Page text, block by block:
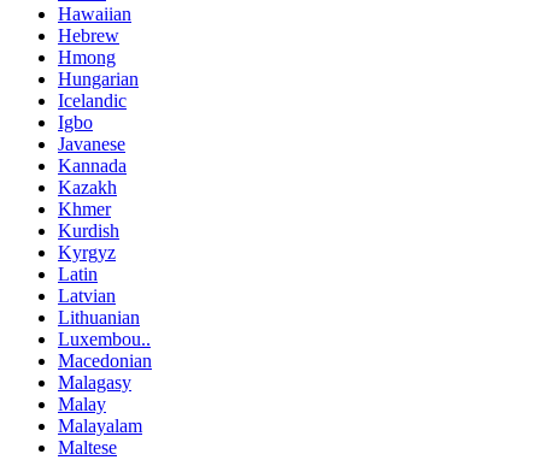
Hawaiian
Hebrew
Hmong
Hungarian
Icelandic
Igbo
Javanese
Kannada
Kazakh
Khmer
Kurdish
Kyrgyz
Latin
Latvian
Lithuanian
Luxembou..
Macedonian
Malagasy
Malay
Malayalam
Maltese